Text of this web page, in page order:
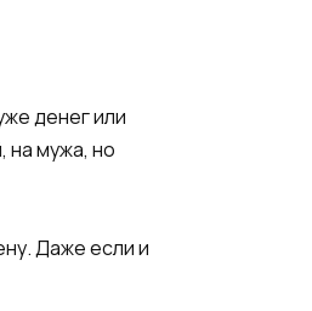
денег или
на мужа, но
Даже если и